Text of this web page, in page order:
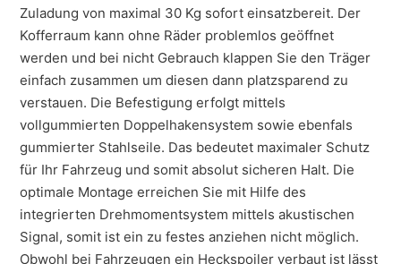
Zuladung von maximal 30 Kg sofort einsatzbereit. Der
Kofferraum kann ohne Räder problemlos geöffnet
werden und bei nicht Gebrauch klappen Sie den Träger
einfach zusammen um diesen dann platzsparend zu
verstauen. Die Befestigung erfolgt mittels
vollgummierten Doppelhakensystem sowie ebenfals
gummierter Stahlseile. Das bedeutet maximaler Schutz
für Ihr Fahrzeug und somit absolut sicheren Halt. Die
optimale Montage erreichen Sie mit Hilfe des
integrierten Drehmomentsystem mittels akustischen
Signal, somit ist ein zu festes anziehen nicht möglich.
Obwohl bei Fahrzeugen ein Heckspoiler verbaut ist lässt